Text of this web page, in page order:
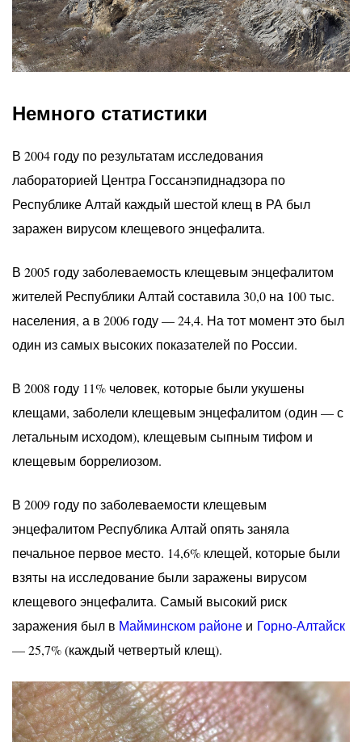
Немного статистики
В 2004 году по результатам исследования
лабораторией Центра Госсанэпиднадзора по
Республике Алтай каждый шестой клещ в РА был
заражен вирусом клещевого энцефалита.
В 2005 году заболеваемость клещевым энцефалитом
жителей Республики Алтай составила 30,0 на 100 тыс.
населения, а в 2006 году — 24,4. На тот момент это был
один из самых высоких показателей по России.
В 2008 году 11% человек, которые были укушены
клещами, заболели клещевым энцефалитом (один — с
летальным исходом), клещевым сыпным тифом и
клещевым боррелиозом.
В 2009 году по заболеваемости клещевым
энцефалитом Республика Алтай опять заняла
печальное первое место. 14,6% клещей, которые были
взяты на исследование были заражены вирусом
клещевого энцефалита. Самый высокий риск
заражения был в Майминском районе и Горно-Алтайск
— 25,7% (каждый четвертый клещ).